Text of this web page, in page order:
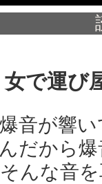
女で運び
音が響い
だから爆
んな音